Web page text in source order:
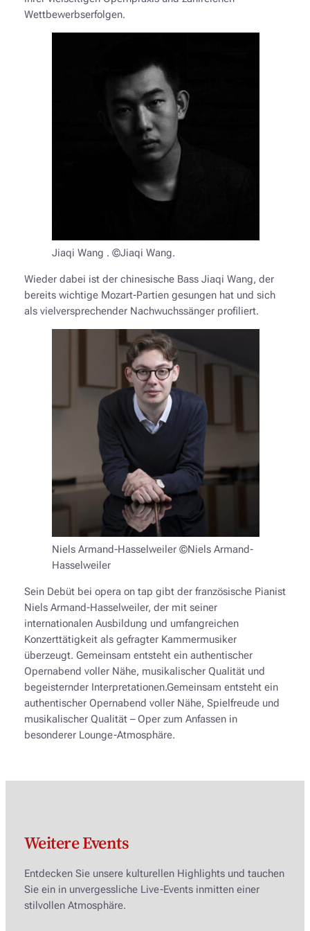
Wettbewerbserfolgen.
Jiaqi Wang . ©Jiaqi Wang.
Wieder dabei ist der chinesische Bass Jiaqi Wang, der
bereits wichtige Mozart-Partien gesungen hat und sich
als vielversprechender Nachwuchssänger profiliert.
Niels Armand-Hasselweiler ©Niels Armand-
Hasselweiler
Sein Debüt bei opera on tap gibt der französische Pianist
Niels Armand-Hasselweiler, der mit seiner
internationalen Ausbildung und umfangreichen
Konzerttätigkeit als gefragter Kammermusiker
überzeugt. Gemeinsam entsteht ein authentischer
Opernabend voller Nähe, musikalischer Qualität und
begeisternder Interpretationen.Gemeinsam entsteht ein
authentischer Opernabend voller Nähe, Spielfreude und
musikalischer Qualität – Oper zum Anfassen in
besonderer Lounge-Atmosphäre.
Weitere Events
Entdecken Sie unsere kulturellen Highlights und tauchen
Sie ein in unvergessliche Live-Events inmitten einer
stilvollen Atmosphäre.